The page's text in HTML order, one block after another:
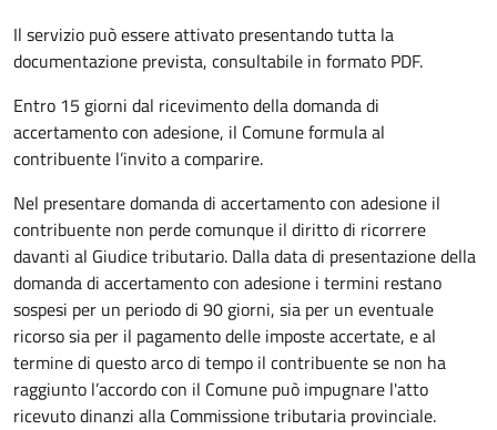
Il servizio può essere attivato presentando tutta la
documentazione prevista, consultabile in formato PDF.
Entro 15 giorni dal ricevimento della domanda di
accertamento con adesione, il Comune formula al
contribuente l’invito a comparire.
Nel presentare domanda di accertamento con adesione il
contribuente non perde comunque il diritto di ricorrere
davanti al Giudice tributario. Dalla data di presentazione della
domanda di accertamento con adesione i termini restano
sospesi per un periodo di 90 giorni, sia per un eventuale
ricorso sia per il pagamento delle imposte accertate, e al
termine di questo arco di tempo il contribuente se non ha
raggiunto l’accordo con il Comune può impugnare l'atto
ricevuto dinanzi alla Commissione tributaria provinciale.